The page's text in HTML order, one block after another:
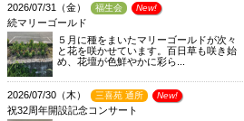
2026/07/31（金） 福生会 New!
続マリーゴールド
５月に種をまいたマリーゴールドが次々
と花を咲かせています。百日草も咲き始
め、花壇が色鮮やかに彩ら...
2026/07/30（木） 三喜苑 通所 New!
祝32周年開設記念コンサート